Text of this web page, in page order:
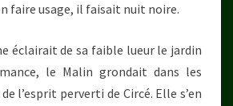
faire usage, il faisait nuit noire.
éclairait de sa faible lueur le jardin
le Malin grondait dans les
l’esprit perverti de Circé. Elle s’en